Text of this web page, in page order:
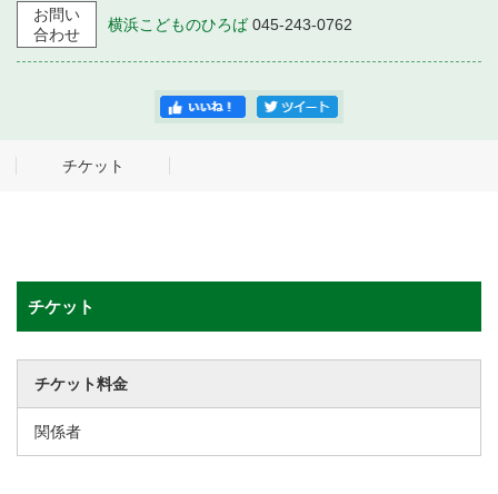
・ 芸術参与
・ 建築見学ツアー
お問い
合わせ
横浜こどものひろば045-243-0762
チケット
チケット
チケット料金
関係者